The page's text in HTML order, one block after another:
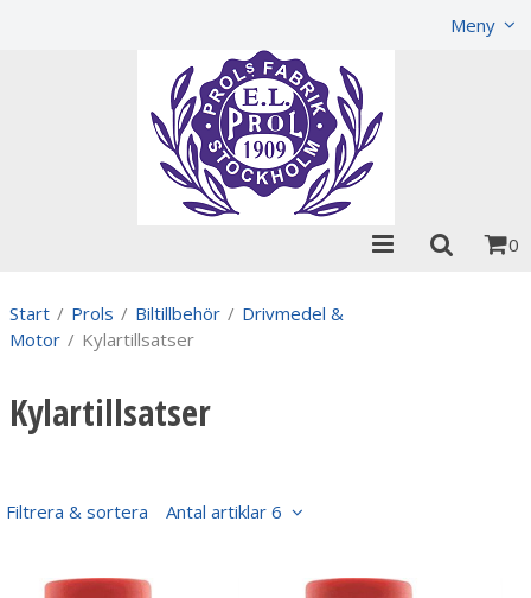
Meny
0
Start / Prols / Biltillbehör / Drivmedel &
Motor / Kylartillsatser
Kylartillsatser
Filtrera & sortera Antal artiklar 6